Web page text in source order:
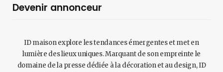
Devenir annonceur
ID maison explore les tendances émergentes et met en
lumière des lieux uniques. Marquant de son empreinte le
domaine de la presse dédiée à la décoration et au design, ID